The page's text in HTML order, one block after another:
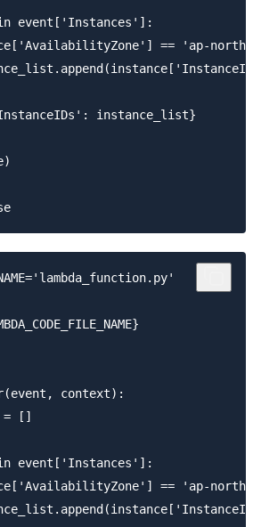
event['Instances']:
== 'ap-
instance_list}
context):
[]
event['Instances']:
== 'ap-